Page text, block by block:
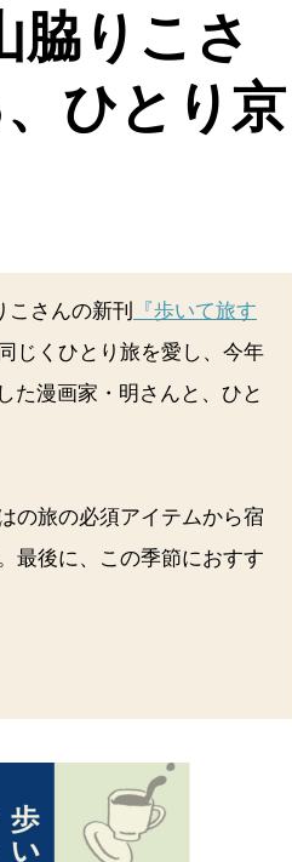
脇りこさ
ひとり京
さんの新刊
『歩いて旅す
じくひとり旅を愛し、今年
た漫画家・明さんと、ひと
の旅の必須アイテムから宿
最後に、この季節におすす